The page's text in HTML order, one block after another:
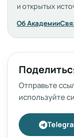
и открытых
Об Академии
Отправьте
используйте